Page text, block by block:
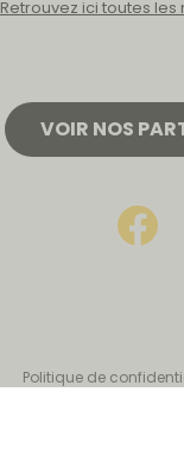
Retrouvez ici toutes
VOIR NOS
Politique de